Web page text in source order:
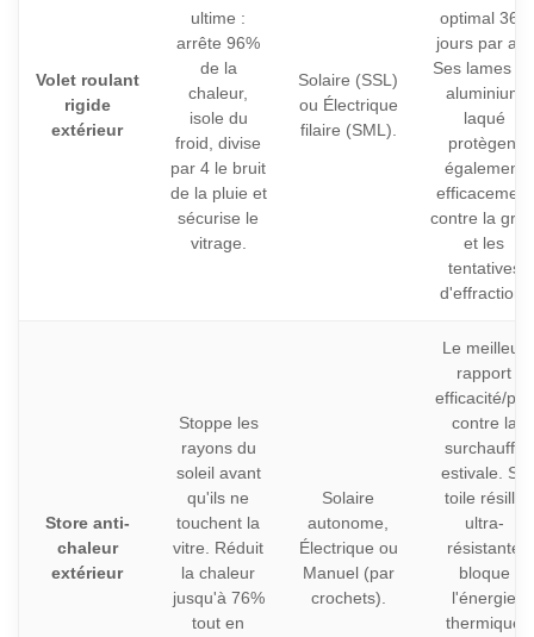
Volet roulant
rigide
extérieur
ultime :
arrête 96%
de la
chaleur,
isole du
froid, divise
par 4 le bruit
de la pluie et
sécurise le
vitrage.
Solaire (SSL)
ou Électrique
filaire (SML).
optimal 365
jours par an.
Ses lames en
aluminium
laqué
protègent
également
efficacement
contre la
et les
tentatives
d'effraction.
Store anti-
chaleur
extérieur
Stoppe les
rayons du
soleil avant
qu'ils ne
touchent la
vitre. Réduit
la chaleur
jusqu'à 76%
tout en
Solaire
autonome,
Électrique ou
Manuel (par
crochets).
Le meilleur
rapport
efficacité/prix
contre la
surchauffe
estivale. Sa
toile résille
ultra-
résistante
bloque
l'énergie
thermique